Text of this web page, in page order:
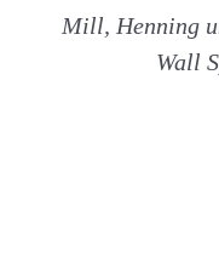
Mill, Henning
Wall